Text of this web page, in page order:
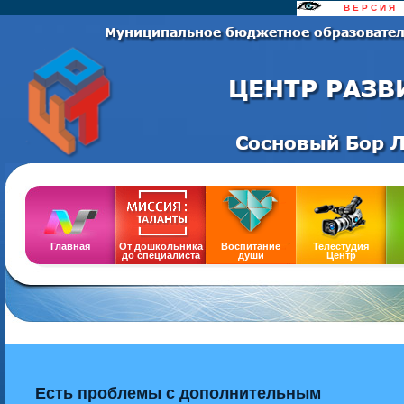
В Е Р С И Я
Сайт
Главная
От дошкольника
до специалиста
Воспитание
души
Телестудия
Центр
Есть проблемы с дополнительным